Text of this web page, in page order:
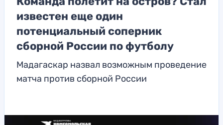
известен еще один
потенциальный соперник
сборной России по футболу
Мадагаскар назвал возможным проведение
матча против сборной России